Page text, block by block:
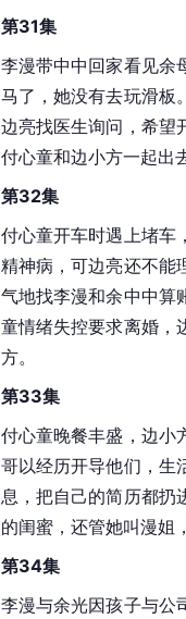
第31集
李漫带中中回家看见余
马了，她没有去玩滑板
边亮找医生询问，希望
付心童和边小方一起出
第32集
付心童开车时遇上堵车
精神病，可边亮还不能
气地找李漫和余中中算
童情绪失控要求离婚，
方。
第33集
付心童晚餐丰盛，边小
哥以经历开导他们，生
息，把自己的简历都扔
的闺蜜，还管她叫漫姐
第34集
李漫与余光因孩子与公